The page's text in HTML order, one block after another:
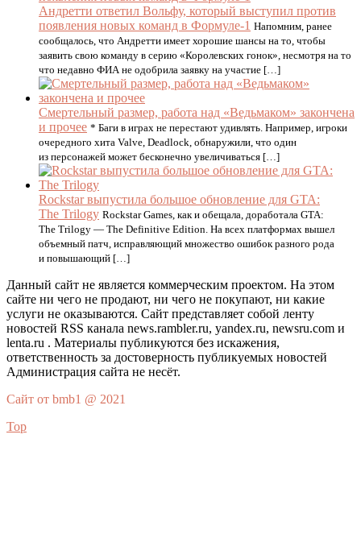
Андретти ответил Вольфу, который выступил против
появления новых команд в Формуле-1 Напомним, ранее
сообщалось, что Андретти имеет хорошие шансы на то, чтобы
заявить свою команду в серию «Королевских гонок», несмотря на то
что недавно ФИА не одобрила заявку на участие […]
Смертельный размер, работа над «Ведьмаком» закончена
и прочее * Баги в играх не перестают удивлять. Например, игроки
очередного хита Valve, Deadlock, обнаружили, что один
из персонажей может бесконечно увеличиваться […]
Rockstar выпустила большое обновление для GTA:
The Trilogy Rockstar Games, как и обещала, доработала GTA:
The Trilogy — The Definitive Edition. На всех платформах вышел
объемный патч, исправляющий множество ошибок разного рода
и повышающий […]
Данный сайт не является коммерческим проектом. На этом
сайте ни чего не продают, ни чего не покупают, ни какие
услуги не оказываются. Сайт представляет собой ленту
новостей RSS канала news.rambler.ru, yandex.ru, newsru.com и
lenta.ru . Материалы публикуются без искажения,
ответственность за достоверность публикуемых новостей
Администрация сайта не несёт.
Сайт от bmb1 @ 2021
Top